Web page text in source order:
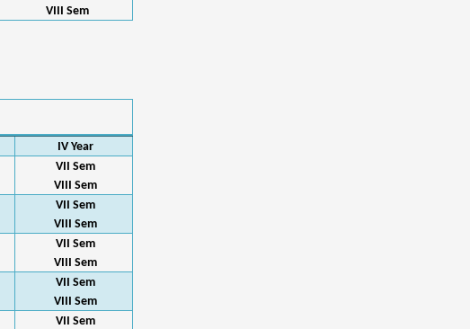
VIII Sem
IV Year
VII Sem
VIII Sem
VII Sem
VIII Sem
VII Sem
VIII Sem
VII Sem
VIII Sem
VII Sem